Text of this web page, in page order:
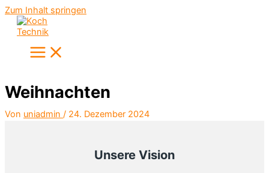
Zum Inhalt springen
Weihnachten
Von uniadmin / 24. Dezember 2024
Unsere Vision